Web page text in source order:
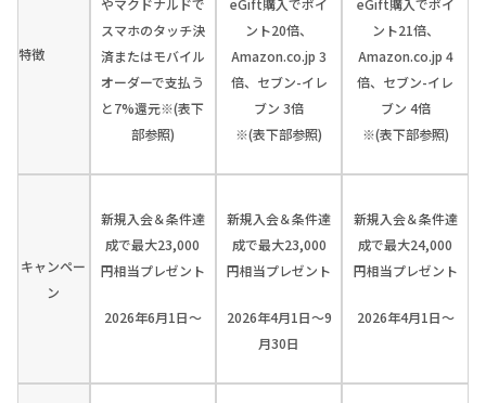
特徴
やマクドナルドで
スマホのタッチ決
済またはモバイル
オーダーで支払う
と7%還元※(表下
部参照)
eGift購入でポイ
ント20倍、
Amazon.co.jp 3
倍、セブン-イレ
ブン 3倍
※(表下部参照)
eGift購入でポイ
ント21倍、
Amazon.co.jp 4
倍、セブン-イレ
ブン 4倍
※(表下部参照)
キャンペー
ン
新規入会＆条件達
成で最大23,000
円相当プレゼント
2026年6月1日～
新規入会＆条件達
成で最大23,000
円相当プレゼント
2026年4月1日～9
月30日
新規入会＆条件達
成で最大24,000
円相当プレゼント
2026年4月1日～